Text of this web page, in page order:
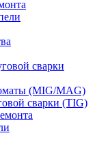
сварки
(MIG/MAG)
сварки (TIG)